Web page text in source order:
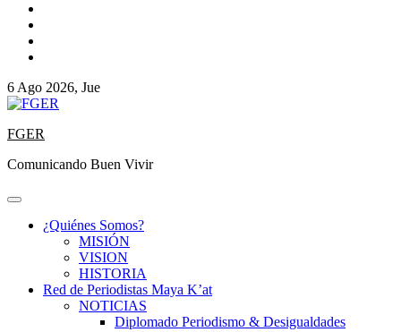
6 Ago 2026, Jue
FGER
Comunicando Buen Vivir
¿Quiénes Somos?
MISIÓN
VISION
HISTORIA
Red de Periodistas Maya K’at
NOTICIAS
Diplomado Periodismo & Desigualdades